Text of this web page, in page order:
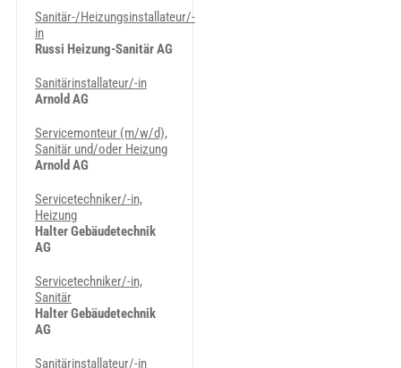
Sanitär-/Heizungsinstallateur/-
in
Russi Heizung-Sanitär AG
Sanitärinstallateur/-in
Arnold AG
Servicemonteur (m/w/d),
Sanitär und/oder Heizung
Arnold AG
Servicetechniker/-in,
Heizung
Halter Gebäudetechnik
AG
Servicetechniker/-in,
Sanitär
Halter Gebäudetechnik
AG
Sanitärinstallateur/-in